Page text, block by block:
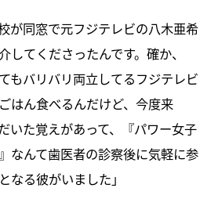
が同窓で元フジテレビの八木亜希
してくださったんです。確か、
もバリバリ両立してるフジテレビ
はん食べるんだけど、今度来
いた覚えがあって、『パワー女子
なんて歯医者の診察後に気軽に参
なる彼がいました」